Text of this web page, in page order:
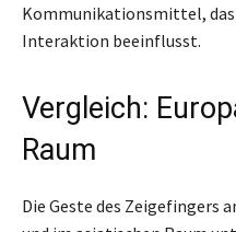
Kommunikationsmittel,
Interaktion beeinflusst.
Vergleich:
Raum
Die Geste des Zeigefingers